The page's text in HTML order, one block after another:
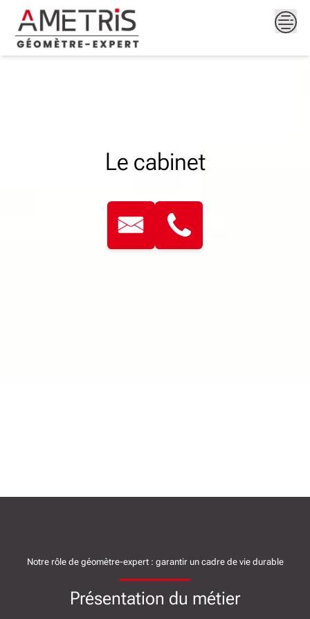
content
Le cabinet
Notre rôle de géomètre-expert : garantir un cadre de vie durable
Présentation du métier